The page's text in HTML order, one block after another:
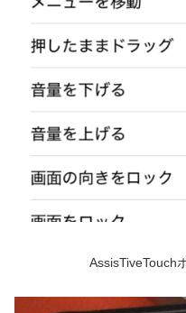
AssisTiveTouch